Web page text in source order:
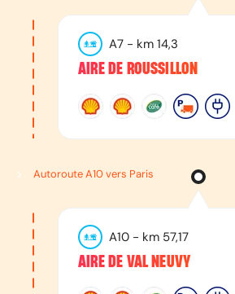
A7 - km 14,3
AIRE DE ROUSSILLON
Autoroute A10 vers Paris
A10 - km 57,17
AIRE DE VAL NEUVY